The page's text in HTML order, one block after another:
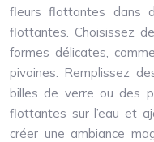
fleurs flottantes dans
flottantes. Choisissez
formes délicates,
pivoines. Remplissez
billes de verre ou des
flottantes sur l’eau et
créer une ambiance